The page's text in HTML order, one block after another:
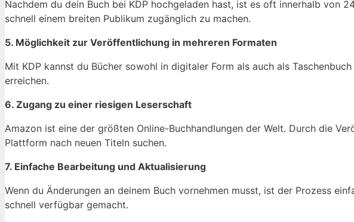
Nachdem du dein Buch bei KDP hochgeladen hast, ist es oft innerhalb von
schnell einem breiten Publikum zugänglich zu machen.
5. Möglichkeit zur Veröffentlichung in mehreren Formaten
Mit KDP kannst du Bücher sowohl in digitaler Form als auch als
erreichen.
6. Zugang zu einer riesigen Leserschaft
Amazon ist eine der größten Online-Buchhandlungen der Welt. Durch die
Plattform nach neuen Titeln suchen.
7. Einfache Bearbeitung und Aktualisierung
Wenn du Änderungen an deinem Buch vornehmen musst, ist der Prozess
schnell verfügbar gemacht.